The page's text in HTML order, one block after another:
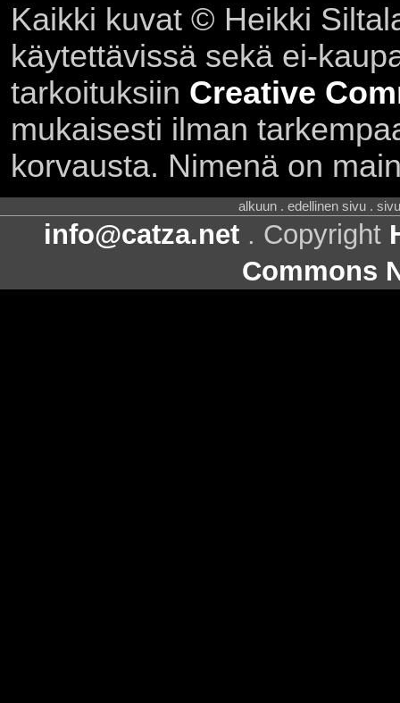
Kaikki kuvat © Heikki
käytettävissä sekä ei-
tarkoituksiin Creative
mukaisesti ilman
korvausta. Nimenä on
alkuun . edellinen sivu .
info@catza.net . Copyright
Commons